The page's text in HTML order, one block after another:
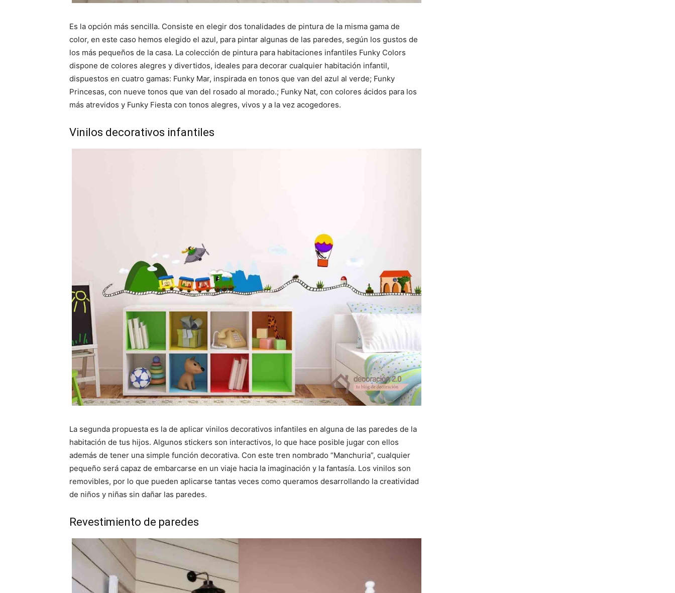
Es la opción más sencilla. Consiste en elegir dos tonalidades de pintura de la misma gama de
color, en este caso hemos elegido el azul, para pintar algunas de las paredes, según los gustos de
los más pequeños de la casa. La colección de pintura para habitaciones infantiles Funky Colors
dispone de colores alegres y divertidos, ideales para decorar cualquier habitación infantil,
dispuestos en cuatro gamas: Funky Mar, inspirada en tonos que van del azul al verde; Funky
Princesas, con nueve tonos que van del rosado al morado.; Funky Nat, con colores ácidos para los
más atrevidos y Funky Fiesta con tonos alegres, vivos y a la vez acogedores.
Vinilos decorativos infantiles
La segunda propuesta es la de aplicar vinilos decorativos infantiles en alguna de las paredes de la
habitación de tus hijos. Algunos stickers son interactivos, lo que hace posible jugar con ellos
además de tener una simple función decorativa. Con este tren nombrado “Manchuria”, cualquier
pequeño será capaz de embarcarse en un viaje hacia la imaginación y la fantasía. Los vinilos son
removibles, por lo que pueden aplicarse tantas veces como queramos desarrollando la creatividad
de niños y niñas sin dañar las paredes.
Revestimiento de paredes